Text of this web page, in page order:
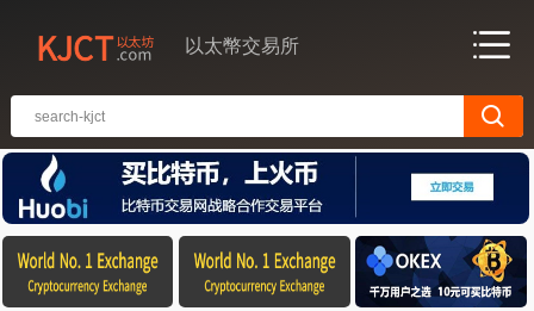
以太幣交易所